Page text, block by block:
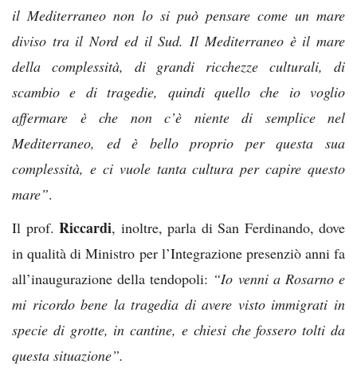
il Mediterraneo non lo si può pensare come un mare
diviso tra il Nord ed il Sud. Il Mediterraneo è il mare
della complessità, di grandi ricchezze culturali, di
scambio e di tragedie, quindi quello che io voglio
affermare è che non c’è niente di semplice nel
Mediterraneo, ed è bello proprio per questa sua
complessità, e ci vuole tanta cultura per capire questo
mare”.
Il prof. Riccardi, inoltre, parla di San Ferdinando, dove
in qualità di Ministro per l’Integrazione presenziò anni fa
all’inaugurazione della tendopoli: “Io venni a Rosarno e
mi ricordo bene la tragedia di avere visto immigrati in
specie di grotte, in cantine, e chiesi che fossero tolti da
questa situazione”.